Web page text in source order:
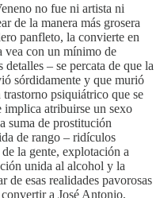
no fue ni artista ni
de la manera más grosera
panfleto, la convierte en
vea con un mínimo de
– se percata de que la
sórdidamente y que murió
psiquiátrico que se
implica atribuirse un sexo
suma de prostitución
de rango – ridículos
la gente, explotación a
unida al alcohol y la
de esas realidades pavorosas
a José Antonio,